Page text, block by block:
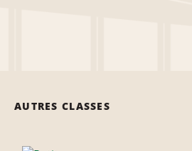
AUTRES CLASSES